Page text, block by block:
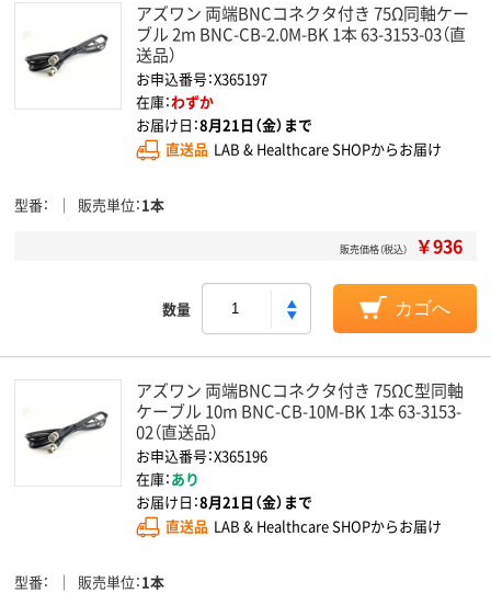
アズワン 両端BNCコネクタ付き 75Ω同軸ケー
ブル 2m BNC-CB-2.0M-BK 1本 63-3153-03（直
送品）
お申込番号：X365197
在庫：わずか
お届け日：8月21日（金）まで
直送品 LAB & Healthcare SHOPからお届け
型番 販売単位 1本
販売価格（税込） ￥936
数量 カゴへ
アズワン 両端BNCコネクタ付き 75ΩC型同軸
ケーブル 10m BNC-CB-10M-BK 1本 63-3153-
02（直送品）
お申込番号：X365196
在庫：あり
お届け日：8月21日（金）まで
直送品 LAB & Healthcare SHOPからお届け
型番 販売単位 1本